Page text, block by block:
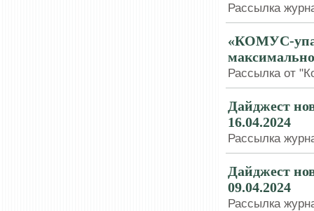
Рассылка
«КОМУС-
Рассылка от
Дайджест
16.04.2024
Рассылка
Дайджест
09.04.2024
Рассылка